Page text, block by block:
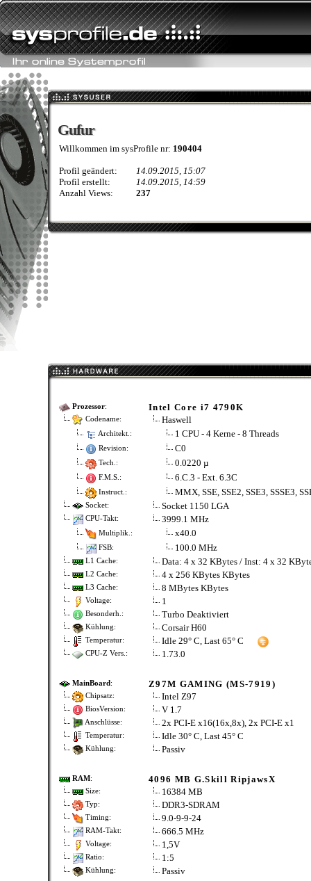
Gufur
Gufur
Willkommen im sysProfile nr: 190404
Profil geändert:
14.09.2015, 15:07
Profil erstellt:
14.09.2015, 14:59
Anzahl Views:
237
Prozessor: Intel Core i7 4790K
Codename: Haswell
Architekt.: 1 CPU - 4 Kerne - 8 Threads
Revision: C0
Tech.: 0.0220 µ
F.M.S.: 6.C.3 - Ext. 6.3C
Instruct.: MMX, SSE, SSE2, SSE3, SSSE3,
Socket: Socket 1150 LGA
CPU-Takt: 3999.1 MHz
Multiplik.: x40.0
FSB: 100.0 MHz
L1 Cache: Data: 4 x 32 KBytes / Inst: 4 x 32
L2 Cache: 4 x 256 KBytes KBytes
L3 Cache: 8 MBytes KBytes
Voltage: 1
Besonderh.: Turbo Deaktiviert
Kühlung: Corsair H60
Temperatur: Idle 29° C, Last 65° C
CPU-Z Vers.: 1.73.0
MainBoard: Z97M GAMING (MS-7919)
Chipsatz: Intel Z97
BiosVersion: V 1.7
Anschlüsse: 2x PCI-E x16(16x,8x), 2x PCI-E x1
Temperatur: Idle 30° C, Last 45° C
Kühlung: Passiv
RAM: 4096 MB G.Skill RipjawsX
Size: 16384 MB
Typ: DDR3-SDRAM
Timing: 9.0-9-9-24
RAM-Takt: 666.5 MHz
Voltage: 1,5V
Ratio: 1:5
Kühlung: Passiv